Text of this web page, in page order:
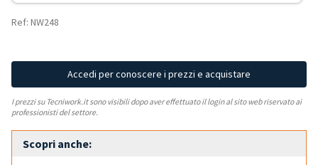
Ref: NW248
Accedi per conoscere i prezzi e acquistare
I prezzi su Tecniwork.it sono visibili dopo aver effettuato il login al sito web riservato ai
professionisti del settore.
Scopri anche: